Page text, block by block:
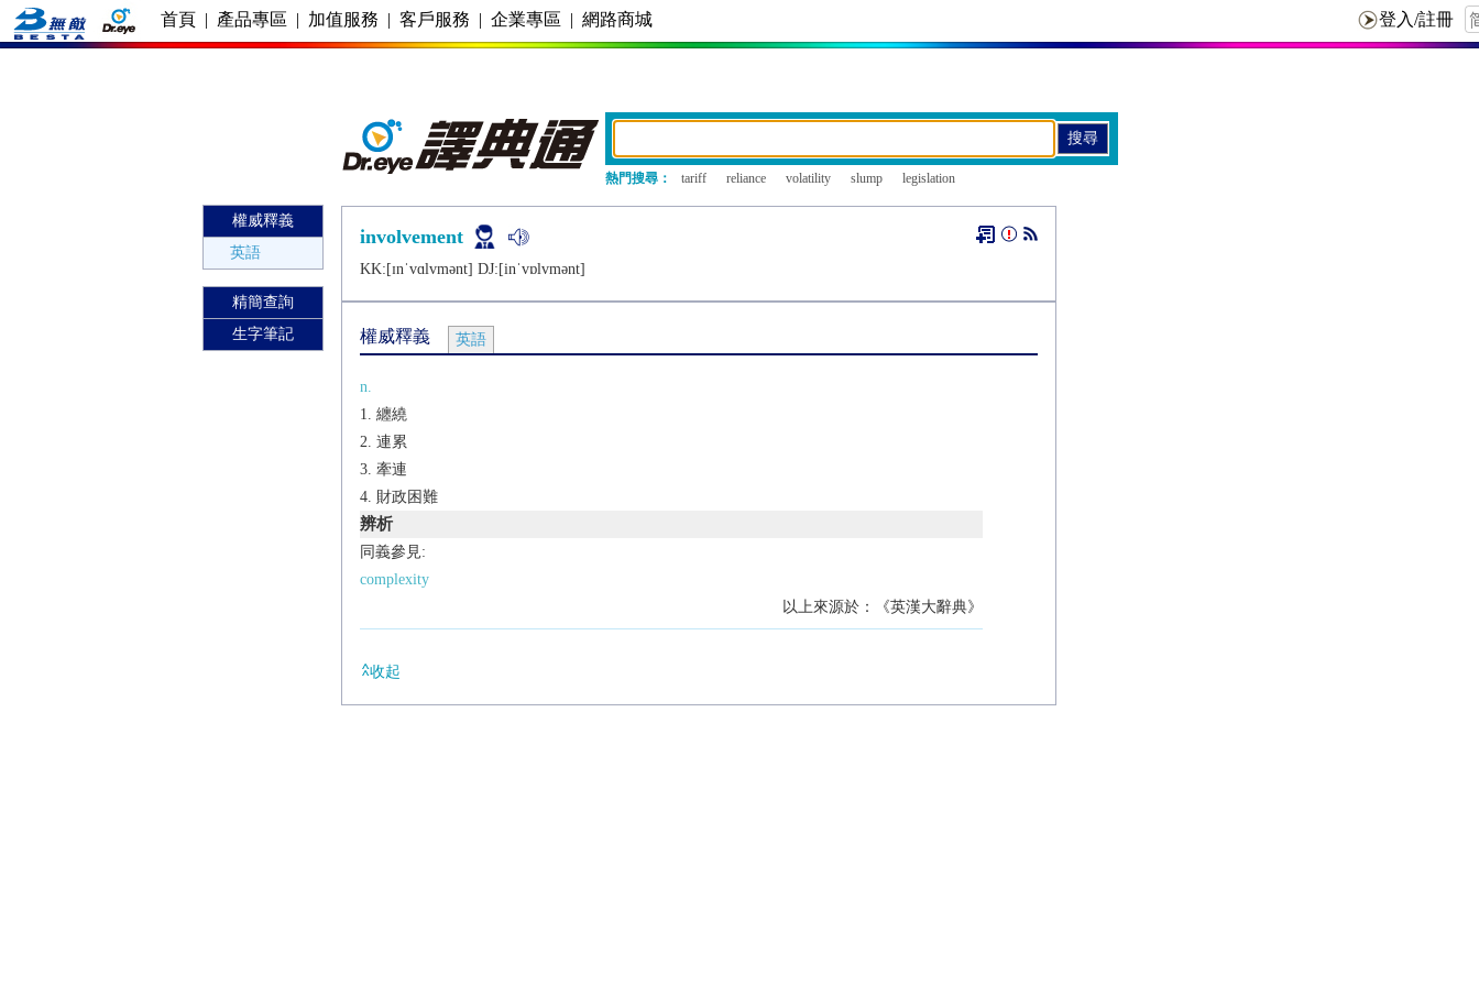
首頁 | 產品專區 | 加值服務 | 客戶服務 | 企業專區 | 網路商城
熱門搜尋： tariff reliance volatility slump legislation
權威釋義
英語
精簡查詢
生字筆記
involvement
KK:[ɪnˈvɑlvmǝnt] DJ:[inˈvɒlvmǝnt]
權威釋義 英語
n.
纏繞
連累
牽連
財政困難
辨析
同義參見:
complexity
以上來源於：《英漢大辭典》
收起